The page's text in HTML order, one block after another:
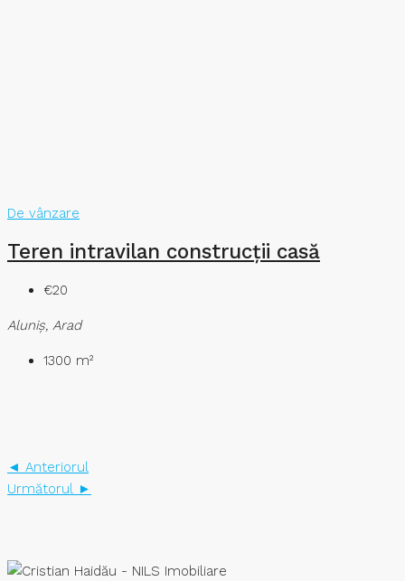
De vânzare
Teren intravilan construcții casă
€20
Aluniş, Arad
1300 m²
◄ Anteriorul
Următorul ►